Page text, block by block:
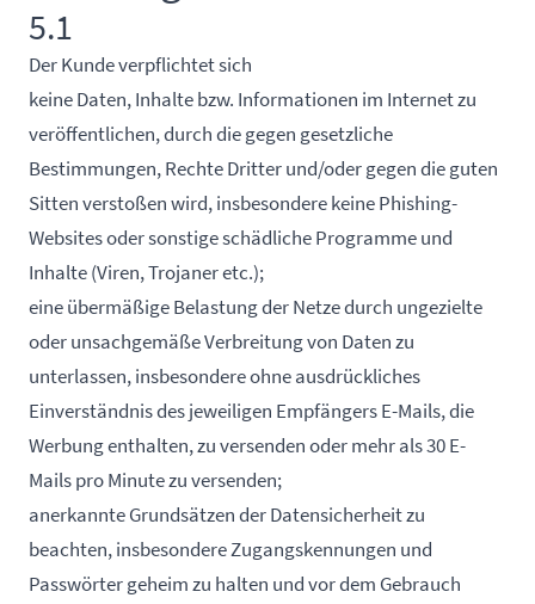
5.1
Der Kunde verpflichtet sich
keine Daten, Inhalte bzw. Informationen im Internet zu
veröffentlichen, durch die gegen gesetzliche
Bestimmungen, Rechte Dritter und/oder gegen die guten
Sitten verstoßen wird, insbesondere keine Phishing-
Websites oder sonstige schädliche Programme und
Inhalte (Viren, Trojaner etc.);
eine übermäßige Belastung der Netze durch ungezielte
oder unsachgemäße Verbreitung von Daten zu
unterlassen, insbesondere ohne ausdrückliches
Einverständnis des jeweiligen Empfängers E-Mails, die
Werbung enthalten, zu versenden oder mehr als 30 E-
Mails pro Minute zu versenden;
anerkannte Grundsätzen der Datensicherheit zu
beachten, insbesondere Zugangskennungen und
Passwörter geheim zu halten und vor dem Gebrauch